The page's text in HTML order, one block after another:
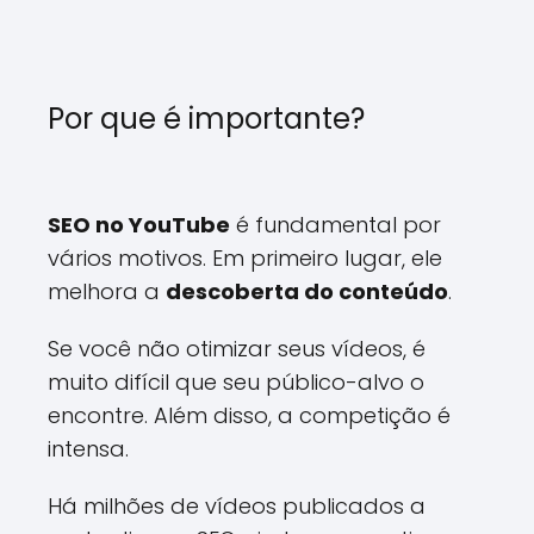
Por que é importante?
SEO no YouTube é fundamental por
vários motivos. Em primeiro lugar, ele
melhora a descoberta do conteúdo.
Se você não otimizar seus vídeos, é
muito difícil que seu público-alvo o
encontre. Além disso, a competição é
intensa.
Há milhões de vídeos publicados a